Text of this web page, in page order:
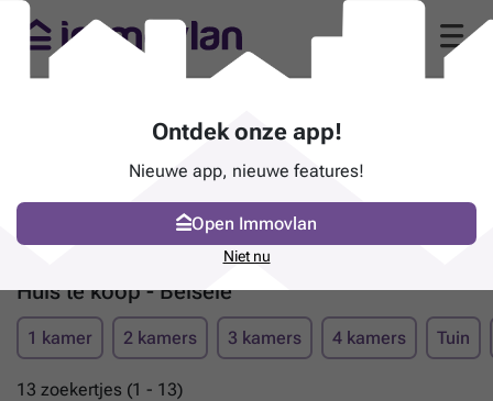
Huis te koop - Belsele
1 kamer 2 kamers 3 kamers 4 kamers Tuin
13 zoekertjes (1 - 13)
Ontdek onze app!
Nieuwe app, nieuwe features!
Open Immovlan
Niet nu